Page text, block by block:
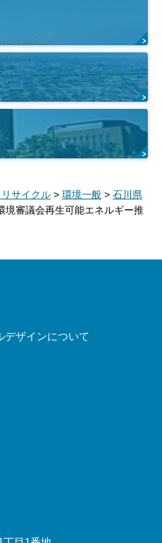
サイクル > 環境一般 > 石川県
境審議会再生可能エネルギー推
デザインについて